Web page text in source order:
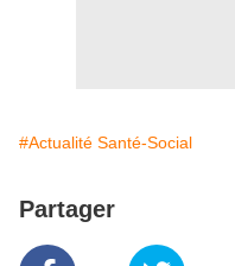
#Actualité Santé-Social
Partager